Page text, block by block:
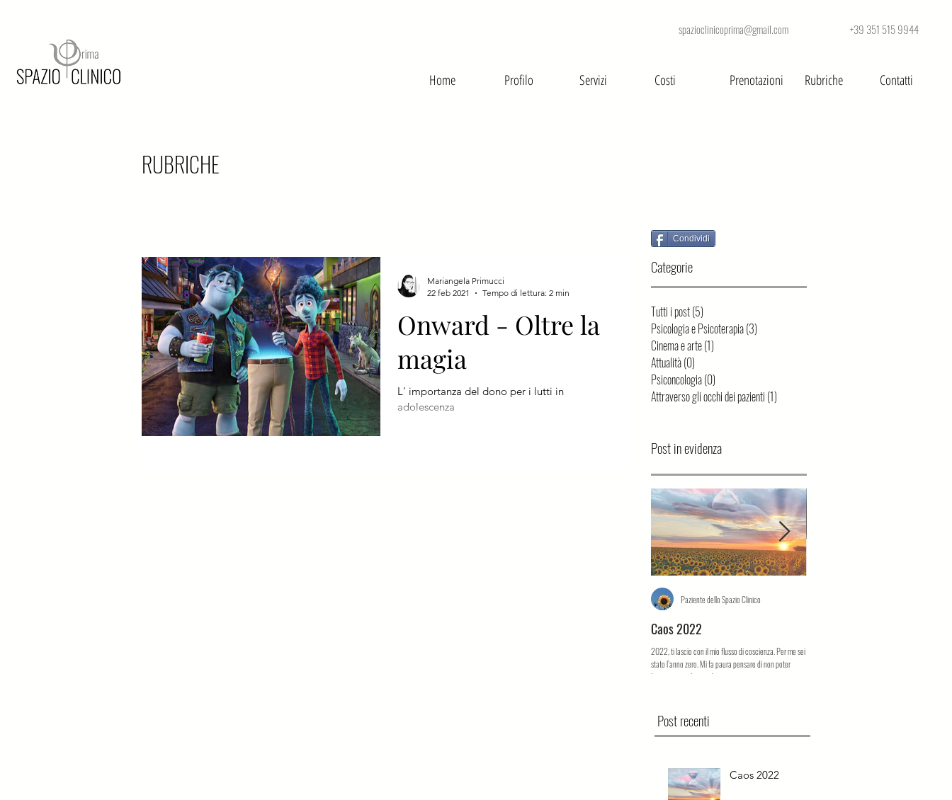
spazioclinicoprima@gmail.com +39 351 515 9944
Home Profilo Servizi Costi Prenotazioni Rubriche Contatti
RUBRICHE
Condividi
Onward - Oltre la
magia
L' importanza del dono per i lutti in
adolescenza
Mariangela Primucci
22 feb 2021
Tempo di lettura: 2 min
Categorie
Tutti i post(5)
Psicologia e Psicoterapia(3)
Cinema e arte(1)
Attualità(0)
Psiconcologia(0)
Attraverso gli occhi dei pazienti (1)
Post in evidenza
Caos 2022
2022, ti lascio con il mio flusso di coscienza. Per me sei
stato l’anno zero. Mi fa paura pensare di non poter
lasciare tutto il caos che...
Paziente dello Spazio Clinico
Post recenti
Caos 2022